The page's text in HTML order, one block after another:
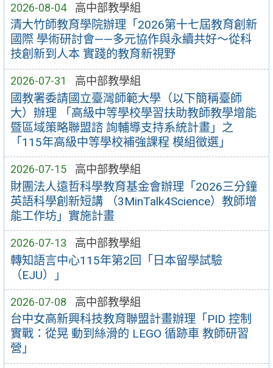
2026-08-04 高中部教學組
清大竹師教育學院辦理「2026第十七屆教育創新
國際 學術研討會——多元協作與永續共好～從科
技創新到人本 實踐的教育新視野
2026-07-31 高中部教學組
國教署委請國立臺灣師範大學（以下簡稱臺師
大）辦理 「高級中等學校學習扶助教師教學增能
暨區域策略聯盟諮 詢輔導支持系統計畫」之
「115年高級中等學校補強課程 模組徵選」
2026-07-15 高中部教學組
財團法人遠哲科學教育基金會辦理「2026三分鐘
英語科學創新短講 （3MinTalk4Science）教師增
能工作坊」實施計畫
2026-07-13 高中部教學組
轉知語言中心115年第2回「日本留學試驗
（EJU）」
2026-07-08 高中部教學組
台中女高新興科技教育聯盟計畫辦理「PID 控制
實戰：從晃 動到絲滑的 LEGO 循跡車 教師研習
營」